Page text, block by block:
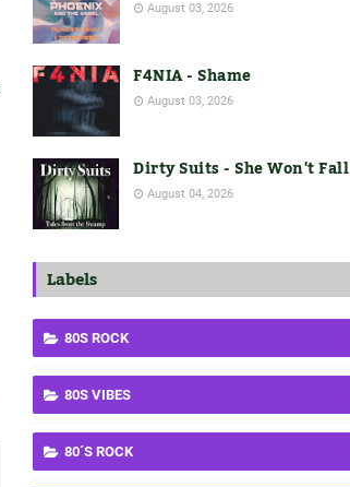
August 03, 2026
F4NIA - Shame
August 03, 2026
Dirty Suits - She Won't Fall
August 04, 2026
Labels
80S ROCK
80S VIBES
80´S ROCK